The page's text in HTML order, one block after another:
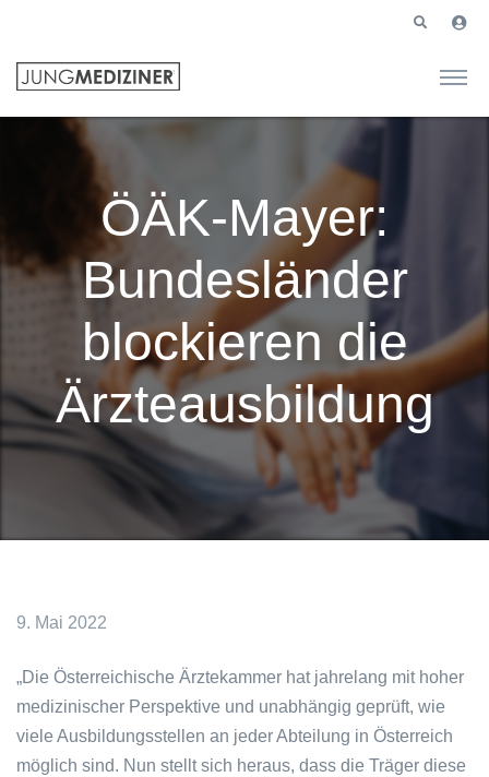
ÖÄK-Mayer:
Bundesländer
blockieren die
Ärzteausbildung
9. Mai 2022
„Die Österreichische Ärztekammer hat jahrelang mit hoher
medizinischer Perspektive und unabhängig geprüft, wie
viele Ausbildungsstellen an jeder Abteilung in Österreich
möglich sind. Nun stellt sich heraus, dass die Träger diese